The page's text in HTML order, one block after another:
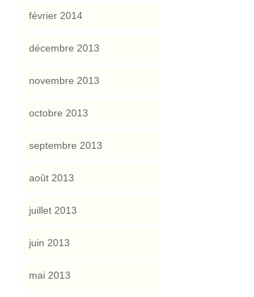
février 2014
décembre 2013
novembre 2013
octobre 2013
septembre 2013
août 2013
juillet 2013
juin 2013
mai 2013